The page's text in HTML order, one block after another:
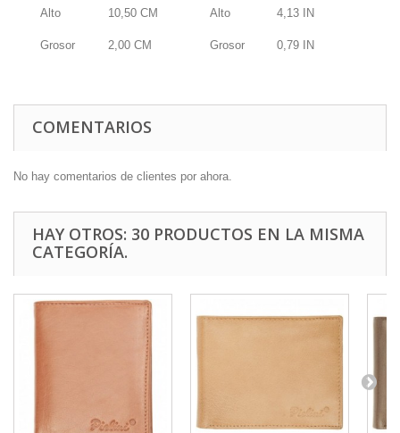
Alto 10,50 CM Alto 4,13 IN
Grosor 2,00 CM Grosor 0,79 IN
COMENTARIOS
No hay comentarios de clientes por ahora.
HAY OTROS: 30 PRODUCTOS EN LA MISMA
CATEGORÍA.